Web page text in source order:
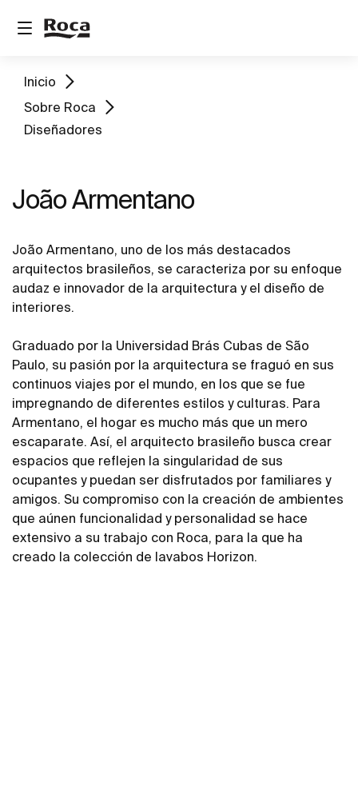
Inicio
Sobre Roca
Diseñadores
João Armentano
João Armentano, uno de los más destacados
arquitectos brasileños, se caracteriza por su enfoque
audaz e innovador de la arquitectura y el diseño de
interiores.
Graduado por la Universidad Brás Cubas de São
Paulo, su pasión por la arquitectura se fraguó en sus
continuos viajes por el mundo, en los que se fue
impregnando de diferentes estilos y culturas. Para
Armentano, el hogar es mucho más que un mero
escaparate. Así, el arquitecto brasileño busca crear
espacios que reflejen la singularidad de sus
ocupantes y puedan ser disfrutados por familiares y
amigos. Su compromiso con la creación de ambientes
que aúnen funcionalidad y personalidad se hace
extensivo a su trabajo con Roca, para la que ha
creado la colección de lavabos Horizon.